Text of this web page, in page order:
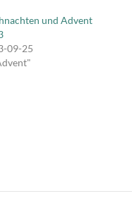
und Advent
09-25